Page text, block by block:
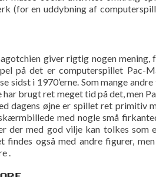
(for en uddybning af
giver rigtig nogen
på det er computerspillet Pac-
i 1970’erne. Som mange
brugt ret meget tid på det, men
dagens øjne er spillet ret primitiv
med nogle små
der med god vilje kan tolkes som
findes også med andre figurer,
.